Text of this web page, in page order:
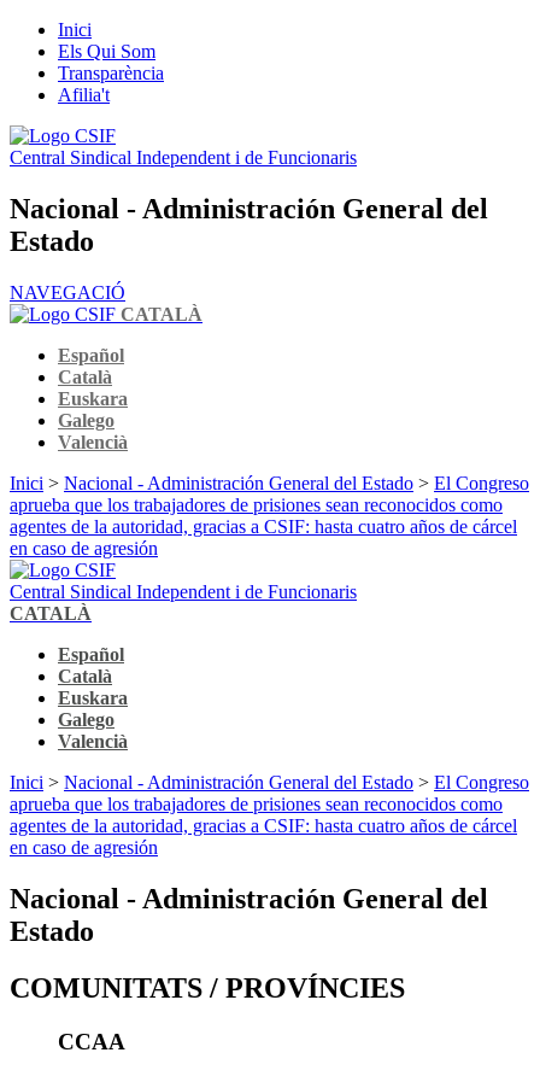
Inici
Els Qui Som
Transparència
Afilia't
Central Sindical Independent i de Funcionaris
Nacional - Administración General del
Estado
NAVEGACIÓ
CATALÀ
Español
Català
Euskara
Galego
Valencià
Inici > Nacional - Administración General del Estado > El Congreso
aprueba que los trabajadores de prisiones sean reconocidos como
agentes de la autoridad, gracias a CSIF: hasta cuatro años de cárcel
en caso de agresión
Central Sindical Independent i de Funcionaris
CATALÀ
Español
Català
Euskara
Galego
Valencià
Inici > Nacional - Administración General del Estado > El Congreso
aprueba que los trabajadores de prisiones sean reconocidos como
agentes de la autoridad, gracias a CSIF: hasta cuatro años de cárcel
en caso de agresión
Nacional - Administración General del
Estado
COMUNITATS / PROVÍNCIES
CCAA